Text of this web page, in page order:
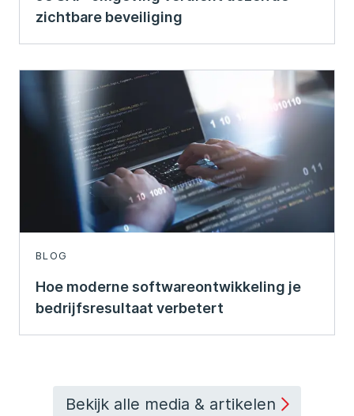
zichtbare beveiliging
BLOG
Hoe moderne softwareontwikkeling je
bedrijfsresultaat verbetert
Bekijk alle media & artikelen